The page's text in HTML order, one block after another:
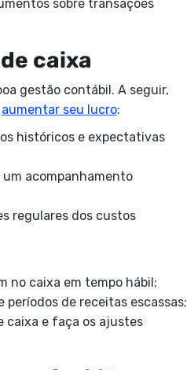
sobre transações
caixa
gestão contábil. A seguir,
aumentar seu lucro:
históricos e expectativas
acompanhamento
regulares dos custos
no caixa em tempo hábil;
de receitas escassas;
caixa e faça os ajustes